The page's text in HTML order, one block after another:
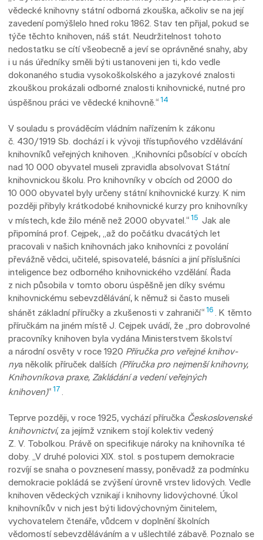
vědecké knihovny státní odborná zkouška, ačkoliv se na její
zavedení pomýšlelo hned roku 1862. Stav ten přijal, pokud se
týče těchto knihoven, náš stát. Neudržitelnost tohoto
nedostatku se cítí všeobecně a jeví se oprávněné snahy, aby
i u nás úředníky směli býti ustanoveni jen ti, kdo vedle
dokonaného studia vysokoškolského a jazykové znalosti
zkouškou prokázali odborné znalosti knihov­nické, nutné pro
úspěšnou práci ve vědecké knihovně.“ 14
V souladu s prováděcím vládním nařízením k zákonu
č. 430/1919 Sb. dochází i k vývoji třístupňového vzdělávání
knihovníků veřejných knihoven. „Knihovníci působící v obcích
nad 10 000 obyvatel museli zpravidla absolvovat Státní
knihovnickou školu. Pro knihovníky v obcích od 2000 do
10 000 obyvatel byly určeny státní knihovnické kurzy. K nim
později přibyly krátkodobé knihovnické kurzy pro knihovníky
v místech, kde žilo méně než 2000 obyvatel.“ 15 Jak ale
připomíná prof. Cejpek, „až do počátku dvacátých let
pracovali v našich knihovnách jako knihovníci z povolání
převážně vědci, učitelé, spisovatelé, básníci a jiní příslušníci
inteligence bez odborného knihovnického vzdělání. Řada
z nich působila v tomto oboru úspěšně jen díky svému
knihovnickému sebevzdělávání, k němuž si často museli
shánět základní příručky a zkušenosti v zahraničí“ 16 . K těmto
příručkám na jiném místě J. Cejpek uvádí, že „pro dobrovolné
pracovníky knihoven byla vydána Ministerstvem školství
a národní osvěty v roce 1920 Příručka pro veřejné knihov­
nya několik příruček dalších (Příručka pro nejmenší knihovny,
Knihovníkova praxe, Zakládání a vedení veřejných
knihoven)“ 17 .
Teprve později, v roce 1925, vychází příručka Československé
knihovnictví, za jejímž vznikem stojí kolektiv vedený
Z. V. Tobolkou. Právě on specifikuje nároky na knihovníka té
doby. „V druhé polovici XIX. stol. s postupem demokracie
rozvíjí se snaha o povznesení massy, poněvadž za podmínku
demokracie pokládá se zvýšení úrovně vrstev lidových. Vedle
knihoven vědeckých vznikají i knihovny lidovýchovné. Úkol
knihovníkův v nich jest býti lidovýchovným činitelem,
vychovatelem čtenáře, vůdcem v doplnění školních
vědomostí sebevzděláváním a v ušlechtilé zábavě. Poznalo se